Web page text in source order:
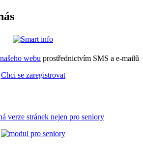
webu prostřednictvím SMS a e-mailů
Chci se zaregistrovat
verze stránek nejen pro seniory